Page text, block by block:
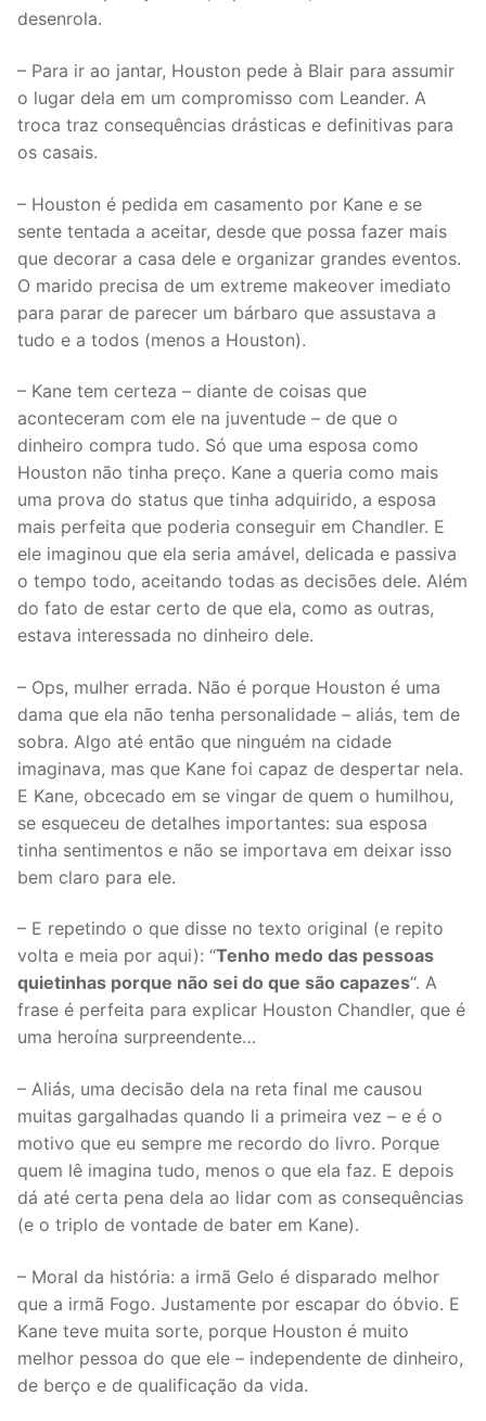
desenrola.
– Para ir ao jantar, Houston pede à Blair para assumir
o lugar dela em um compromisso com Leander. A
troca traz consequências drásticas e definitivas para
os casais.
– Houston é pedida em casamento por Kane e se
sente tentada a aceitar, desde que possa fazer mais
que decorar a casa dele e organizar grandes eventos.
O marido precisa de um extreme makeover imediato
para parar de parecer um bárbaro que assustava a
tudo e a todos (menos a Houston).
– Kane tem certeza – diante de coisas que
aconteceram com ele na juventude – de que o
dinheiro compra tudo. Só que uma esposa como
Houston não tinha preço. Kane a queria como mais
uma prova do status que tinha adquirido, a esposa
mais perfeita que poderia conseguir em Chandler. E
ele imaginou que ela seria amável, delicada e passiva
o tempo todo, aceitando todas as decisões dele. Além
do fato de estar certo de que ela, como as outras,
estava interessada no dinheiro dele.
– Ops, mulher errada. Não é porque Houston é uma
dama que ela não tenha personalidade – aliás, tem de
sobra. Algo até então que ninguém na cidade
imaginava, mas que Kane foi capaz de despertar nela.
E Kane, obcecado em se vingar de quem o humilhou,
se esqueceu de detalhes importantes: sua esposa
tinha sentimentos e não se importava em deixar isso
bem claro para ele.
– E repetindo o que disse no texto original (e repito
volta e meia por aqui): “Tenho medo das pessoas
quietinhas porque não sei do que são capazes“. A
frase é perfeita para explicar Houston Chandler, que é
uma heroína surpreendente…
– Aliás, uma decisão dela na reta final me causou
muitas gargalhadas quando li a primeira vez – e é o
motivo que eu sempre me recordo do livro. Porque
quem lê imagina tudo, menos o que ela faz. E depois
dá até certa pena dela ao lidar com as consequências
(e o triplo de vontade de bater em Kane).
– Moral da história: a irmã Gelo é disparado melhor
que a irmã Fogo. Justamente por escapar do óbvio. E
Kane teve muita sorte, porque Houston é muito
melhor pessoa do que ele – independente de dinheiro,
de berço e de qualificação da vida.